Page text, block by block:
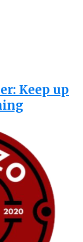
Keep up